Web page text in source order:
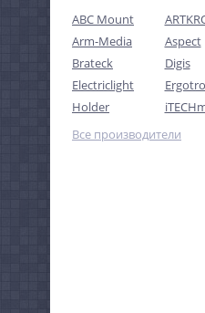
ABC Mount
Arm-Media
Aspect
Brateck
Digis
Electriclight
Holder
Все производители